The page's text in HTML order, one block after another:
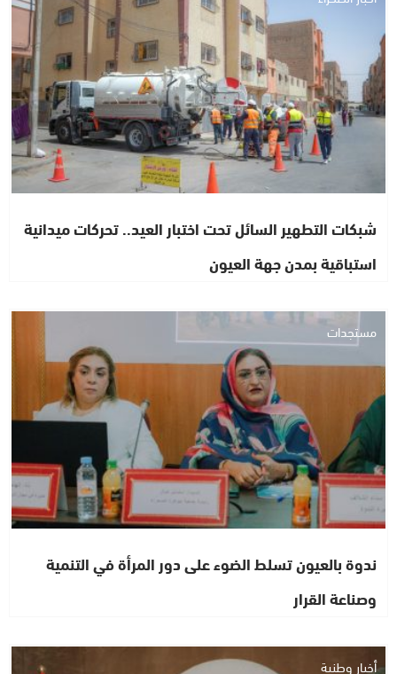
شبكات التطهير السائل تحت اختبار العيد.. تحركات ميدانية
استباقية بمدن جهة العيون
مستجدات
ندوة بالعيون تسلط الضوء على دور المرأة في التنمية
وصناعة القرار
أخبار وطنية